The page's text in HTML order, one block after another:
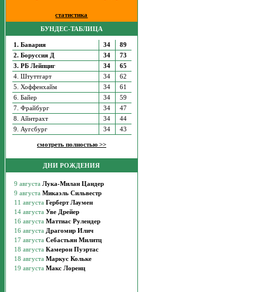
статистика
БУНДЕС-ТАБЛИЦА
1. Бавария 34
89
2. Боруссия Д
34
73
3. РБ Лейпциг
34
65
4. Штуттгарт
34
62
5. Хоффенхайм
34
61
6. Байер
34
59
7. Фрайбург
34
47
8. Айнтрахт
34
44
9. Аугсбург
34 43
смотреть полностью >>
ДНИ РОЖДЕНИЯ